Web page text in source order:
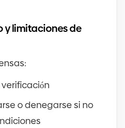
y limitaciones de
o denegarse si no